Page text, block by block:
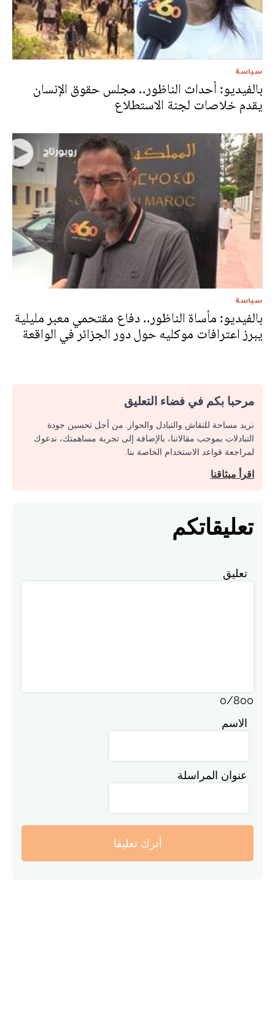
سياسة
بالفيديو: أحداث الناظور.. مجلس حقوق الإنسان
يقدم خلاصات لجنة الاستطلاع
سياسة
بالفيديو: مأساة الناظور.. دفاع مقتحمي معبر مليلية
يبرز اعترافات موكليه حول دور الجزائر في الواقعة
مرحبا بكم في فضاء التعليق
نريد مساحة للنقاش والتبادل والحوار. من أجل تحسين جودة
التبادلات بموجب مقالاتنا، بالإضافة إلى تجربة مساهمتك، ندعوك
لمراجعة قواعد الاستخدام الخاصة بنا.
اقرأ ميثاقنا
تعليقاتكم
تعليق
0/800
الاسم
عنوان المراسلة
أترك تعليقا